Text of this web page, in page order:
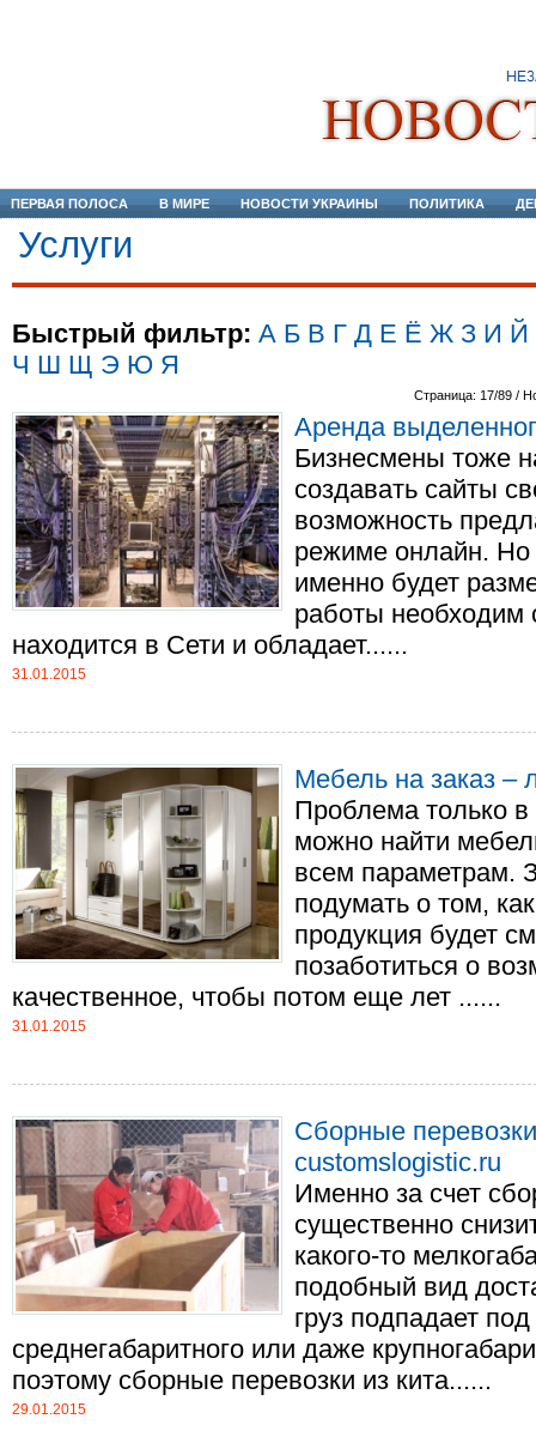
ПЕРВАЯ ПОЛОСА В МИРЕ НОВОСТИ УКРАИНЫ ПОЛИТИКА
Услуги
Быстрый фильтр: А Б В Г Д Е Ё Ж З И Й
Ч Ш Щ Э Ю Я
Страница: 17/89 /
Аренда
Бизнесмены тоже
создавать сайты
возможность
режиме онлайн. Но
именно будет
работы необходим
находится в Сети и обладает......
31.01.2015
Мебель на заказ –
Проблема только в
можно найти
всем параметрам.
подумать о том,
продукция будет
позаботиться о
качественное, чтобы потом еще лет ......
31.01.2015
Сборные
customslogistic.ru
Именно за счет
существенно
какого-то
подобный вид
груз подпадает
среднегабаритного или даже
поэтому сборные перевозки из кита......
29.01.2015